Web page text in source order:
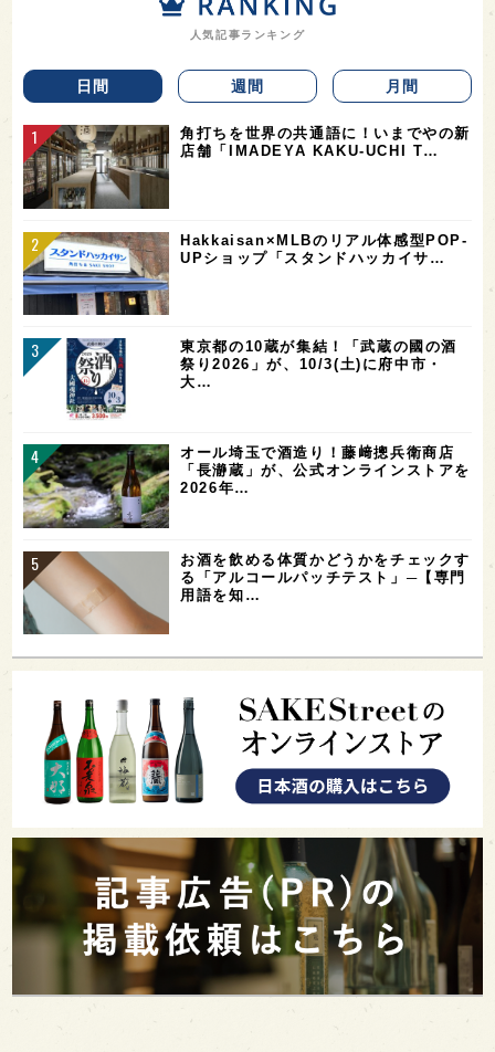
人気記事ランキング
日間 週間 月間
角打ちを世界の共通語に！いまでやの新
店舗「IMADEYA KAKU-UCHI T…
Hakkaisan×MLBのリアル体感型POP-
UPショップ「スタンドハッカイサ…
東京都の10蔵が集結！「武蔵の國の酒
祭り2026」が、10/3(土)に府中市・
大…
オール埼玉で酒造り！藤﨑摠兵衛商店
「長瀞蔵」が、公式オンラインストアを
2026年…
お酒を飲める体質かどうかをチェックす
る「アルコールパッチテスト」─【専門
用語を知…